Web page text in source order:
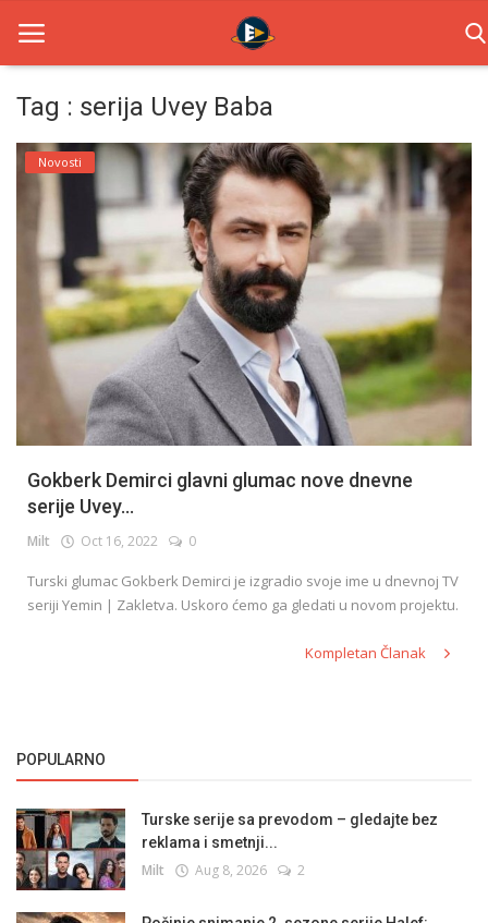
Home
Novosti
TV Serije
Filmovi
Glumci
Contact
Register
Tag : serija Uvey Baba
Novosti
Gokberk Demirci glavni glumac nove dnevne
serije Uvey...
Milt Oct 16, 2022 0
Turski glumac Gokberk Demirci je izgradio svoje ime u dnevnoj TV
seriji Yemin | Zakletva. Uskoro ćemo ga gledati u novom projektu.
Kompletan Članak
POPULARNO
Turske serije sa prevodom – gledajte bez
reklama i smetnji...
Milt Aug 8, 2026 2